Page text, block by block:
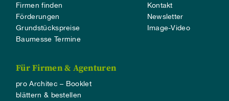
Firmen finden
Förderungen
Grundstückspreise
Baumesse Termine
Kontakt
Newsletter
Image-Video
Für Firmen & Agenturen
pro Architec – Booklet
blättern & bestellen